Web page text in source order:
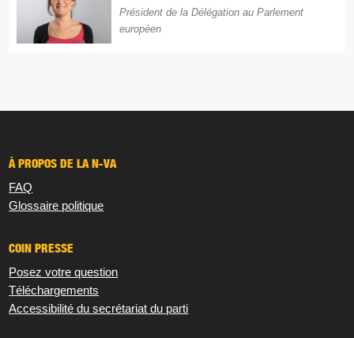
Président de la Délégation au Parlement
européen
À PROPOS DE LA N-VA
FAQ
Glossaire politique
COIN PRESSE
Posez votre question
Téléchargements
Accessibilité du secrétariat du parti